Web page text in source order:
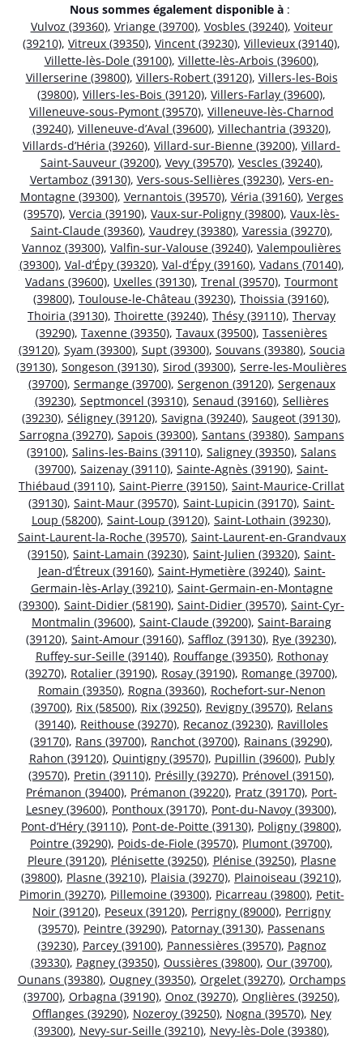
Nous sommes également disponible à :
Vulvoz (39360), Vriange (39700), Vosbles (39240), Voiteur
(39210), Vitreux (39350), Vincent (39230), Villevieux (39140),
Villette-lès-Dole (39100), Villette-lès-Arbois (39600),
Villerserine (39800), Villers-Robert (39120), Villers-les-Bois
(39800), Villers-les-Bois (39120), Villers-Farlay (39600),
Villeneuve-sous-Pymont (39570), Villeneuve-lès-Charnod
(39240), Villeneuve-d’Aval (39600), Villechantria (39320),
Villards-d’Héria (39260), Villard-sur-Bienne (39200), Villard-
Saint-Sauveur (39200), Vevy (39570), Vescles (39240),
Vertamboz (39130), Vers-sous-Sellières (39230), Vers-en-
Montagne (39300), Vernantois (39570), Véria (39160), Verges
(39570), Vercia (39190), Vaux-sur-Poligny (39800), Vaux-lès-
Saint-Claude (39360), Vaudrey (39380), Varessia (39270),
Vannoz (39300), Valfin-sur-Valouse (39240), Valempoulières
(39300), Val-d’Épy (39320), Val-d’Épy (39160), Vadans (70140),
Vadans (39600), Uxelles (39130), Trenal (39570), Tourmont
(39800), Toulouse-le-Château (39230), Thoissia (39160),
Thoiria (39130), Thoirette (39240), Thésy (39110), Thervay
(39290), Taxenne (39350), Tavaux (39500), Tassenières
(39120), Syam (39300), Supt (39300), Souvans (39380), Soucia
(39130), Songeson (39130), Sirod (39300), Serre-les-Moulières
(39700), Sermange (39700), Sergenon (39120), Sergenaux
(39230), Septmoncel (39310), Senaud (39160), Sellières
(39230), Séligney (39120), Savigna (39240), Saugeot (39130),
Sarrogna (39270), Sapois (39300), Santans (39380), Sampans
(39100), Salins-les-Bains (39110), Saligney (39350), Salans
(39700), Saizenay (39110), Sainte-Agnès (39190), Saint-
Thiébaud (39110), Saint-Pierre (39150), Saint-Maurice-Crillat
(39130), Saint-Maur (39570), Saint-Lupicin (39170), Saint-
Loup (58200), Saint-Loup (39120), Saint-Lothain (39230),
Saint-Laurent-la-Roche (39570), Saint-Laurent-en-Grandvaux
(39150), Saint-Lamain (39230), Saint-Julien (39320), Saint-
Jean-d’Étreux (39160), Saint-Hymetière (39240), Saint-
Germain-lès-Arlay (39210), Saint-Germain-en-Montagne
(39300), Saint-Didier (58190), Saint-Didier (39570), Saint-Cyr-
Montmalin (39600), Saint-Claude (39200), Saint-Baraing
(39120), Saint-Amour (39160), Saffloz (39130), Rye (39230),
Ruffey-sur-Seille (39140), Rouffange (39350), Rothonay
(39270), Rotalier (39190), Rosay (39190), Romange (39700),
Romain (39350), Rogna (39360), Rochefort-sur-Nenon
(39700), Rix (58500), Rix (39250), Revigny (39570), Relans
(39140), Reithouse (39270), Recanoz (39230), Ravilloles
(39170), Rans (39700), Ranchot (39700), Rainans (39290),
Rahon (39120), Quintigny (39570), Pupillin (39600), Publy
(39570), Pretin (39110), Présilly (39270), Prénovel (39150),
Prémanon (39400), Prémanon (39220), Pratz (39170), Port-
Lesney (39600), Ponthoux (39170), Pont-du-Navoy (39300),
Pont-d’Héry (39110), Pont-de-Poitte (39130), Poligny (39800),
Pointre (39290), Poids-de-Fiole (39570), Plumont (39700),
Pleure (39120), Plénisette (39250), Plénise (39250), Plasne
(39800), Plasne (39210), Plaisia (39270), Plainoiseau (39210),
Pimorin (39270), Pillemoine (39300), Picarreau (39800), Petit-
Noir (39120), Peseux (39120), Perrigny (89000), Perrigny
(39570), Peintre (39290), Patornay (39130), Passenans
(39230), Parcey (39100), Pannessières (39570), Pagnoz
(39330), Pagney (39350), Oussières (39800), Our (39700),
Ounans (39380), Ougney (39350), Orgelet (39270), Orchamps
(39700), Orbagna (39190), Onoz (39270), Onglières (39250),
Offlanges (39290), Nozeroy (39250), Nogna (39570), Ney
(39300), Nevy-sur-Seille (39210), Nevy-lès-Dole (39380),